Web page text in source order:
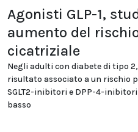
Agonisti GLP-1,
aumento del
cicatriziale
Negli adulti con diabete di tipo 2,
risultato associato a un rischio
SGLT2-inibitori e DPP-4-
basso